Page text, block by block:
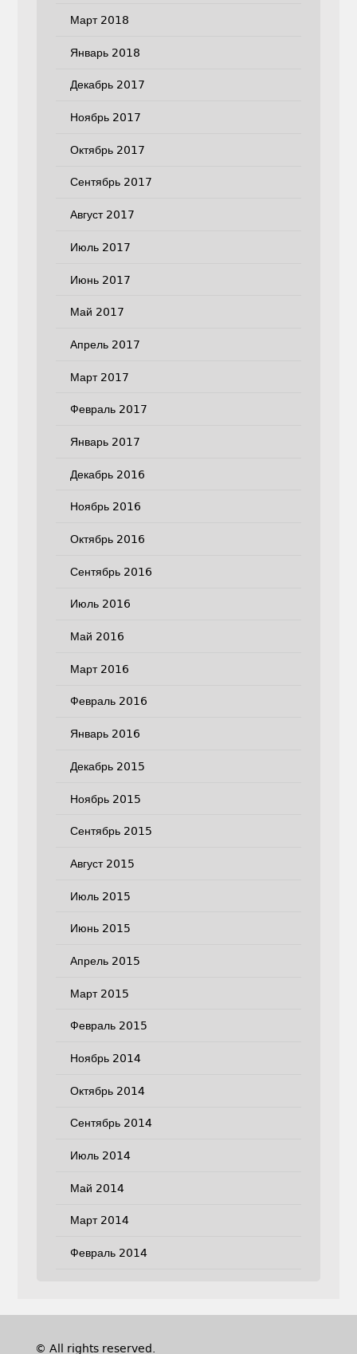
Март 2018
Январь 2018
Декабрь 2017
Ноябрь 2017
Октябрь 2017
Сентябрь 2017
Август 2017
Июль 2017
Июнь 2017
Май 2017
Апрель 2017
Март 2017
Февраль 2017
Январь 2017
Декабрь 2016
Ноябрь 2016
Октябрь 2016
Сентябрь 2016
Июль 2016
Май 2016
Март 2016
Февраль 2016
Январь 2016
Декабрь 2015
Ноябрь 2015
Сентябрь 2015
Август 2015
Июль 2015
Июнь 2015
Апрель 2015
Март 2015
Февраль 2015
Ноябрь 2014
Октябрь 2014
Сентябрь 2014
Июль 2014
Май 2014
Март 2014
Февраль 2014
© All rights reserved.